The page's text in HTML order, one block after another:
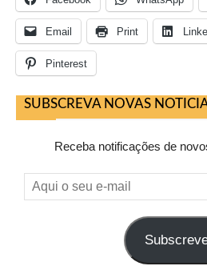
Email Print
Pinterest
SUBSCREVA NOVAS
Receba notificações de
Aqui
o